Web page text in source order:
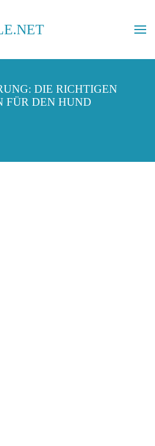
DIE RICHTIGEN
FÜR DEN HUND